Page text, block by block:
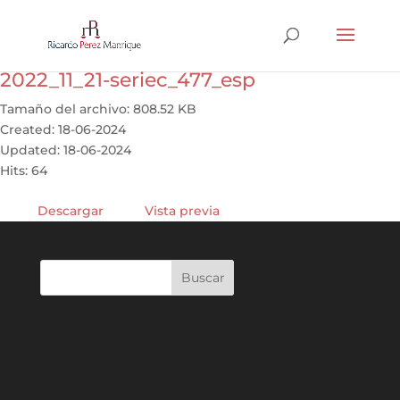
2022_11_21-seriec_477_esp
Tamaño del archivo: 808.52 KB
Created: 18-06-2024
Updated: 18-06-2024
Hits: 64
Descargar Vista previa